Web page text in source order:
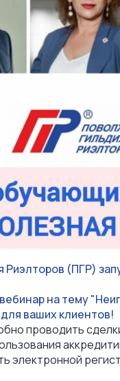
Риэлторов (ПГР)
вебинар на тему
ваших клиентов!
проводить
электронной